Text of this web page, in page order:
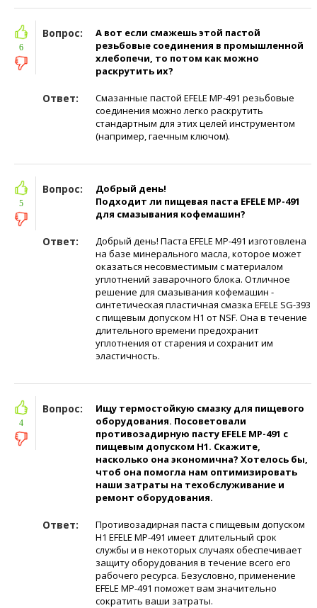
Вопрос:
А вот если смажешь этой пастой
резьбовые соединения в промышленной
хлебопечи, то потом как можно
раскрутить их?
Ответ:
Смазанные пастой EFELE MP-491 резьбовые
соединения можно легко раскрутить
стандартным для этих целей инструментом
(например, гаечным ключом).
6
Вопрос:
Добрый день!
Подходит ли пищевая паста EFELE МР-491
для смазывания кофемашин?
Ответ:
Добрый день! Паста EFELE МР-491 изготовлена
на базе минерального масла, которое может
оказаться несовместимым с материалом
уплотнений заварочного блока. Отличное
решение для смазывания кофемашин -
синтетическая пластичная смазка EFELE SG-393
с пищевым допуском H1 от NSF. Она в течение
длительного времени предохранит
уплотнения от старения и сохранит им
эластичность.
5
Вопрос:
Ищу термостойкую смазку для пищевого
оборудования. Посоветовали
противозадирную пасту EFELE MP-491 с
пищевым допуском H1. Скажите,
насколько она экономична? Хотелось бы,
чтоб она помогла нам оптимизировать
наши затраты на техобслуживание и
ремонт оборудования.
Ответ:
Противозадирная паста с пищевым допуском
H1 EFELE MP-491 имеет длительный срок
службы и в некоторых случаях обеспечивает
защиту оборудования в течение всего его
рабочего ресурса. Безусловно, применение
EFELE MP-491 поможет вам значительно
сократить ваши затраты.
4